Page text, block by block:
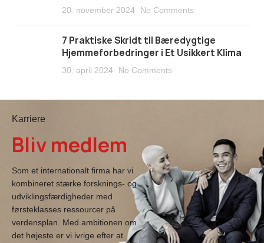
20. november 2024 No Comments
7 Praktiske Skridt til Bæredygtige
Hjemmeforbedringer i Et Usikkert Klima
30. april 2024 No Comments
Karriere
Bliv medlem
Som et internationalt firma har vi
kombineret stærke forsknings- og
udviklingsfærdigheder med
førsteklasses ressourcer på
verdensplan. Med ambitionen om
det højeste er vi ivrige efter at